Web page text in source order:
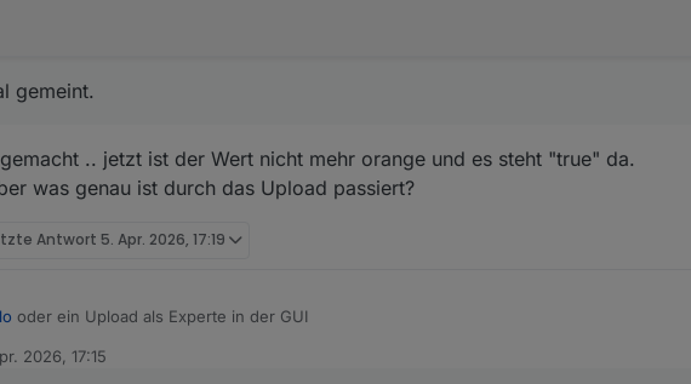
gemeint.
.. jetzt ist der Wert nicht mehr orange und es steht "true" da.
was genau ist durch das Upload passiert?
Antwort 5. Apr. 2026, 17:19
oder ein Upload als Experte in der GUI
2026, 17:15